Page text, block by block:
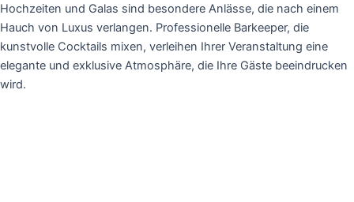
Hochzeiten und Galas sind besondere Anlässe, die nach einem
Hauch von Luxus verlangen. Professionelle Barkeeper, die
kunstvolle Cocktails mixen, verleihen Ihrer Veranstaltung eine
elegante und exklusive Atmosphäre, die Ihre Gäste beeindrucken
wird.